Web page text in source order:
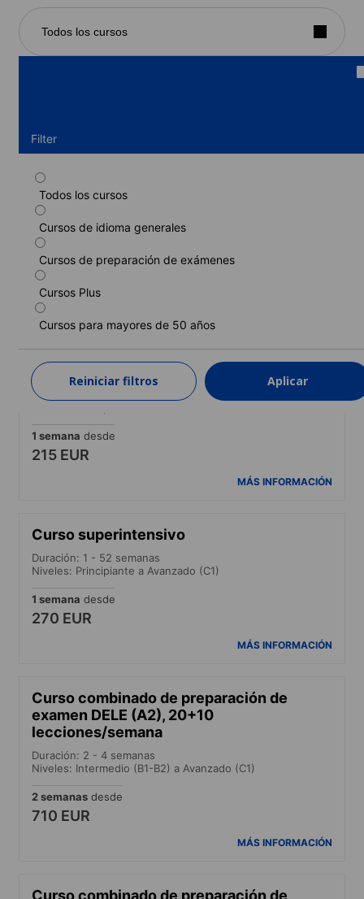
Todos los cursos
Filter
Todos los cursos
Cursos de idioma generales
Cursos de preparación de exámenes
Cursos Plus
Cursos para mayores de 50 años
Reiniciar filtros Aplicar
Curso estándar
Duración: 1 - 52 semanas
Niveles: Principiante a Avanzado (C1)
1 semana
160 EUR
Curso intensivo
Duración: 1 - 52 semanas
1 semana desde
215 EUR
MÁS INFORMACIÓN
Curso superintensivo
Duración: 1 - 52 semanas
Niveles: Principiante a Avanzado (C1)
1 semana desde
270 EUR
MÁS INFORMACIÓN
Curso combinado de preparación de
examen DELE (A2), 20+10
lecciones/semana
Duración: 2 - 4 semanas
Niveles: Intermedio (B1-B2) a Avanzado (C1)
2 semanas desde
710 EUR
MÁS INFORMACIÓN
Curso combinado de preparación de